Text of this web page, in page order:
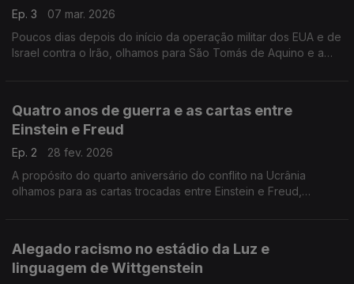
Ep. 3
07 mar. 2026
Poucos dias depois do início da operação militar dos EUA e de
Israel contra o Irão, olhamos para São Tomás de Aquino e a
Quatro anos de guerra e as cartas entre
Einstein e Freud
Ep. 2
28 fev. 2026
A propósito do quarto aniversário do conflito na Ucrânia
olhamos para as cartas trocadas entre Einstein e Freud,
Alegado racismo no estádio da Luz e
linguagem de Wittgenstein